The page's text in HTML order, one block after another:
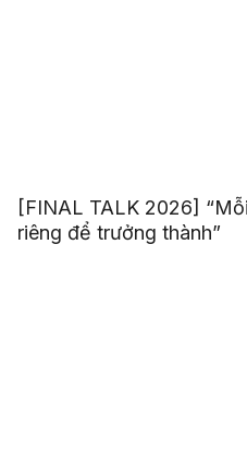
[FINAL TALK 2026]
riêng để trưởng thành”